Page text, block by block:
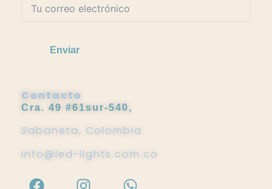
Enviar
Contacto
Cra. 49 #61sur-540,
Sabaneta, Colombia
info@led-lights.com.co